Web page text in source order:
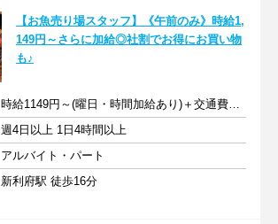
【お魚売り場スタッフ】《午前のみ》時給1,
149円～さらに加給◎社割でお得にお買い物
も♪
時給1149円～(曜日・時間加給あり)＋交通費規定支給(上限3万円)
週4日以上 1日4時間以上
アルバイト・パート
新利府駅 徒歩16分